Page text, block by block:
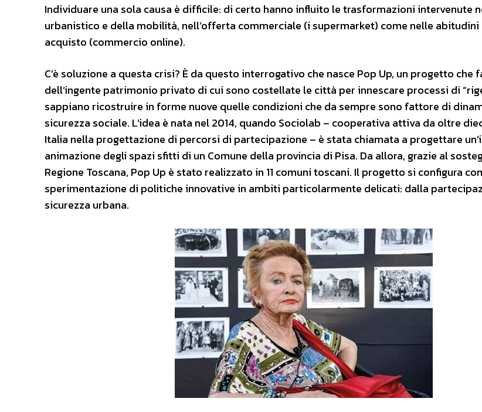
Individuare una sola causa è difficile: di certo hanno influito le trasformazioni intervenute
urbanistico e della mobilità, nell’offerta commerciale (i supermarket) come nelle abitudini
acquisto (commercio online).
C’è soluzione a questa crisi? È da questo interrogativo che nasce Pop Up, un progetto che
dell’ingente patrimonio privato di cui sono costellate le città per innescare processi di
sappiano ricostruire in forme nuove quelle condizioni che da sempre sono fattore di
sicurezza sociale. L’idea è nata nel 2014, quando Sociolab – cooperativa attiva da oltre
Italia nella progettazione di percorsi di partecipazione – è stata chiamata a progettare
animazione degli spazi sfitti di un Comune della provincia di Pisa. Da allora, grazie al
Regione Toscana, Pop Up è stato realizzato in 11 comuni toscani. Il progetto si configura
sperimentazione di politiche innovative in ambiti particolarmente delicati: dalla
sicurezza urbana.